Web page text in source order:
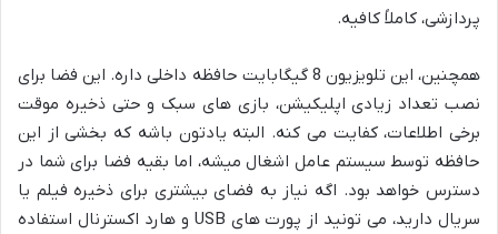
پردازشی، کاملاً کافیه.
همچنین، این تلویزیون 8 گیگابایت حافظه داخلی داره. این فضا برای
نصب تعداد زیادی اپلیکیشن، بازی های سبک و حتی ذخیره موقت
برخی اطلاعات، کفایت می کنه. البته یادتون باشه که بخشی از این
حافظه توسط سیستم عامل اشغال میشه، اما بقیه فضا برای شما در
دسترس خواهد بود. اگه نیاز به فضای بیشتری برای ذخیره فیلم یا
سریال دارید، می تونید از پورت های USB و هارد اکسترنال استفاده